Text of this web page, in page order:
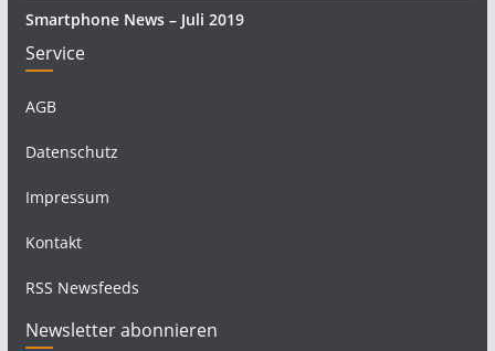
Smartphone News – Juli 2019
Service
AGB
Datenschutz
Impressum
Kontakt
RSS Newsfeeds
Newsletter abonnieren